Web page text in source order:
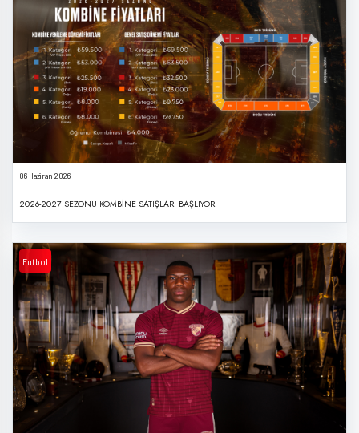
06 Haziran 2026
2026-2027 SEZONU KOMBİNE SATIŞLARI BAŞLIYOR
Futbol